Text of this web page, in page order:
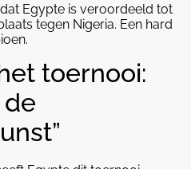
Egypte is veroordeeld tot
tegen Nigeria. Een hard
toernooi:
de